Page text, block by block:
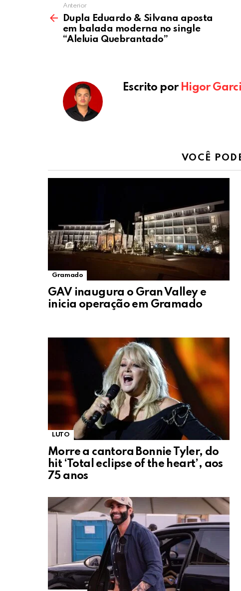
Anterior
Dupla Eduardo & Silvana aposta
em balada moderna no single
“Aleluia Quebrantado”
Escrito por Higor
VOCÊ
Gramado
GAV inaugura o Gran Valley e
inicia operação em Gramado
LUTO
Morre a cantora Bonnie Tyler, do
hit ‘Total eclipse of the heart’, aos
75 anos